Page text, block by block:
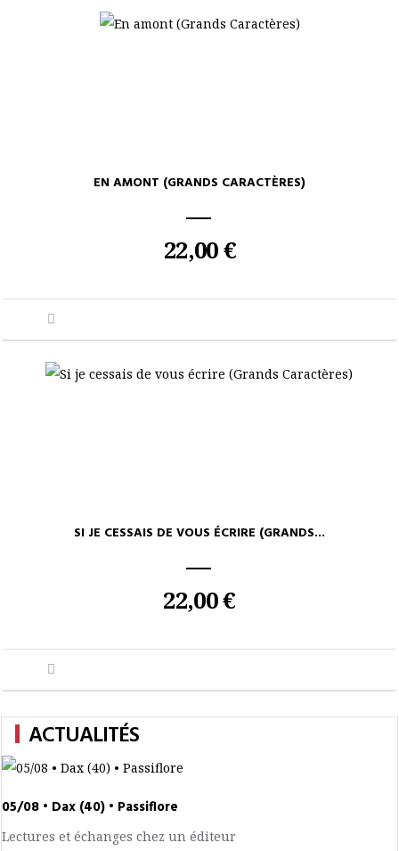
EN AMONT (GRANDS CARACTÈRES)
22,00 €
SI JE CESSAIS DE VOUS ÉCRIRE (GRANDS...
22,00 €
ACTUALITÉS
05/08 • Dax (40) • Passiflore
Lectures et échanges chez un éditeur